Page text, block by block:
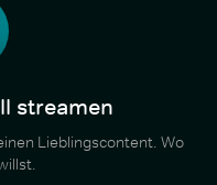
streamen
Lieblingscontent. Wo